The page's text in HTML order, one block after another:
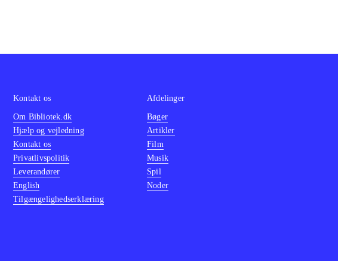
Kontakt os
Om Bibliotek.dk
Hjælp og vejledning
Kontakt os
Privatlivspolitik
Leverandører
English
Tilgængelighedserklæring
Afdelinger
Bøger
Artikler
Film
Musik
Spil
Noder